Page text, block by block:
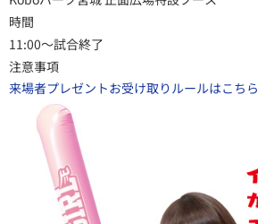
時間
11:00～試合終了
注意事項
来場者プレゼントお受け取りルールはこちら